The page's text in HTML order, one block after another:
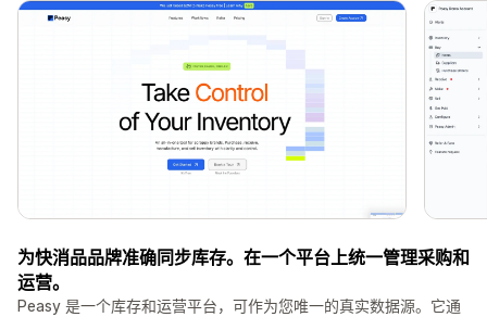
为快消品品牌准确同步库存。在一个平台上统一管理采购和
运营。
Peasy 是一个库存和运营平台，可作为您唯一的真实数据源。它通